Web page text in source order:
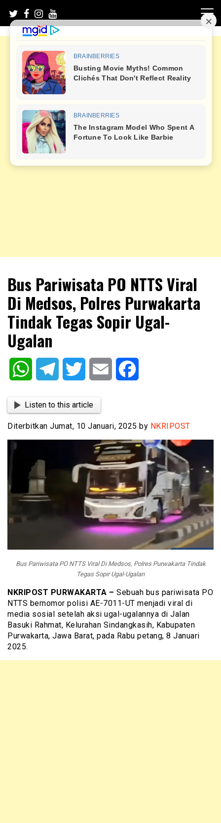
content
NKRIPOST
Bus Pariwisata PO NTTS Viral
Di Medsos, Polres Purwakarta
Tindak Tegas Sopir Ugal-
Ugalan
WhatsAppTelegram Twitter Email
Listen to this article
Diterbitkan Jumat, 10 Januari, 2025 by NKRIPOST
Bus Pariwisata PO NTTS Viral Di Medsos, Polres Purwakarta Tindak
Tegas Sopir Ugal-Ugalan
NKRIPOST PURWAKARTA – Sebuah bus pariwisata PO
NTTS bernomor polisi AE-7011-UT menjadi viral di
media sosial setelah aksi ugal-ugalannya di Jalan
Basuki Rahmat, Kelurahan Sindangkasih, Kabupaten
Purwakarta, Jawa Barat, pada Rabu petang, 8 Januari
2025.